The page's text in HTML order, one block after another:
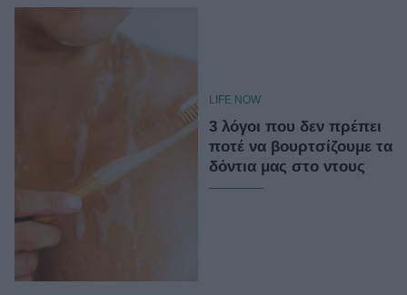
LIFE NOW
3 λόγοι που δεν πρέπει
ποτέ να βουρτσίζουμε τα
δόντια μας στο ντους